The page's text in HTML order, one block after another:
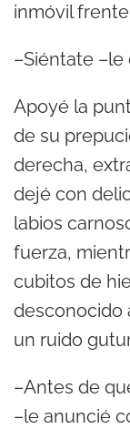
inmóvil
–Siéntate –le
Apoyé la
de su
derecha,
dejé con
labios
fuerza,
cubitos de
desconocido
un ruido
–Antes de
–le anuncié